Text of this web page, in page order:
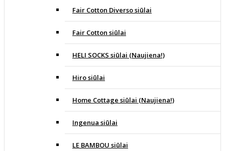
Fair Cotton Diverso siūlai
Fair Cotton siūlai
HELI SOCKS siūlai (Naujiena!)
Hiro siūlai
Home Cottage siūlai (Naujiena!)
Ingenua siūlai
LE BAMBOU siūlai